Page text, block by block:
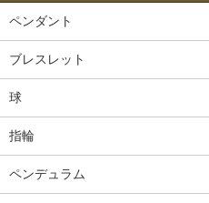
ペンダント
ブレスレット
球
指輪
ペンデュラム